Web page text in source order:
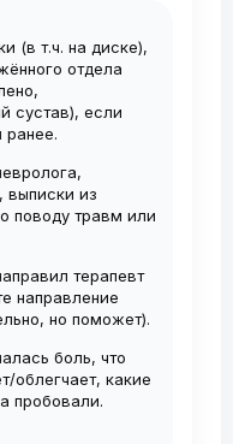
курсы
не чаще
(в т.ч. на диске),
отдела
сустав), если
ранее.
выписки из
поводу травм или
терапевт
направление
но поможет).
боль, что
облегчает, какие
пробовали.